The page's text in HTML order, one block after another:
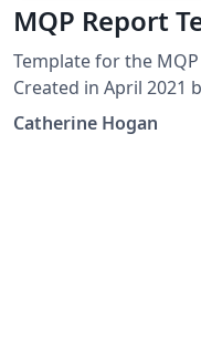
MQP Report
Template for the
Created in April 2021
Mathematical Sciences.
Catherine Hogan